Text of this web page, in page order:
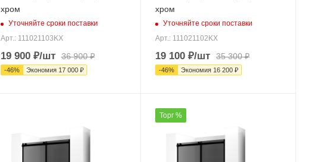
хром
Уточняйте сроки поставки
Арт.: 111021103KX
19 900₽/шт 36 900₽
-46% Экономия 17 000₽
хром
Уточняйте сроки поставки
Арт.: 111021102KX
19 100 ₽/шт 35 300₽
-46% Экономия 16 200 ₽
Торг %